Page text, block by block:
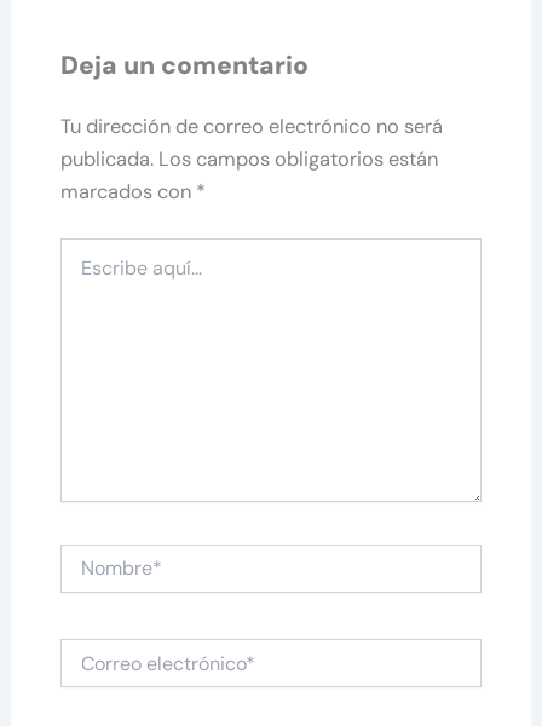
Deja un comentario
Tu dirección de correo electrónico no será
publicada. Los campos obligatorios están
marcados con *
aquí...
Nombre*
electrónico*